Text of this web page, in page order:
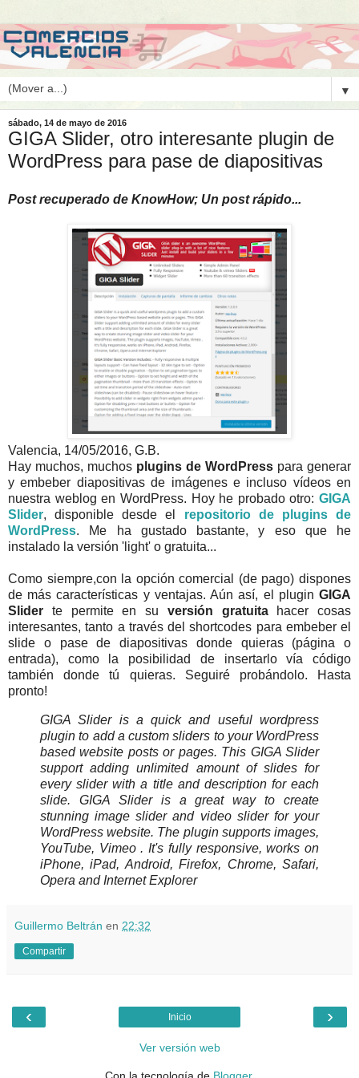
▼
sábado, 14 de mayo de 2016
GIGA Slider, otro interesante plugin de
WordPress para pase de diapositivas
Post recuperado de KnowHow; Un post rápido...
Valencia, 14/05/2016, G.B.
Hay muchos, muchos plugins de WordPress para generar
y embeber diapositivas de imágenes e incluso vídeos en
nuestra weblog en WordPress. Hoy he probado otro: GIGA
Slider, disponible desde el repositorio de plugins de
WordPress. Me ha gustado bastante, y eso que he
instalado la versión 'light' o gratuita...
Como siempre,con la opción comercial (de pago) dispones
de más características y ventajas. Aún así, el plugin GIGA
Slider te permite en su versión gratuitahacer cosas
interesantes, tanto a través del shortcodes para embeber el
slide o pase de diapositivas donde quieras (página o
entrada), como la posibilidad de insertarlo vía código
también donde tú quieras. Seguiré probándolo. Hasta
pronto!
GIGA Slider is a quick and useful wordpress
plugin to add a custom sliders to your WordPress
based website posts or pages. This GIGA Slider
support adding unlimited amount of slides for
every slider with a title and description for each
slide. GIGA Slider is a great way to create
stunning image slider and video slider for your
WordPress website. The plugin supports images,
YouTube, Vimeo . It's fully responsive, works on
iPhone, iPad, Android, Firefox, Chrome, Safari,
Opera and Internet Explorer
Guillermo Beltrán en 22:32
Compartir
‹ ›
Inicio
Ver versión web
Con la tecnología de Blogger.